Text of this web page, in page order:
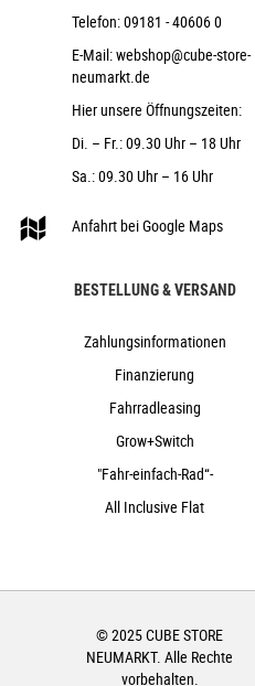
Telefon:09181 - 40606 0
E-Mail:webshop@cube-store-
neumarkt.de
Hier unsere Öffnungszeiten:
Di. – Fr.: 09.30 Uhr – 18 Uhr
Sa.: 09.30 Uhr – 16 Uhr
Anfahrt bei Google Maps
BESTELLUNG & VERSAND
Zahlungsinformationen
Finanzierung
Fahrradleasing
Grow+Switch
"Fahr-einfach-Rad“-
All Inclusive Flat
© 2025 CUBE STORE
NEUMARKT. Alle Rechte
vorbehalten.